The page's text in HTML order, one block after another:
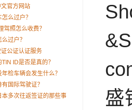
盛
官方网站
么过户？
驾照怎么收费？
过户？
证公证认证服务
ID是否是真的？
检车辆会发生什么？
国际驾驶证？
本多次往返签证的那些事